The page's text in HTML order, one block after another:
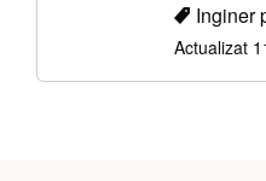
Inginer
Actualizat